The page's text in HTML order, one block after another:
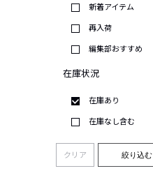
新着アイテム
再入荷
編集部おすすめ
在庫状況
在庫あり
在庫なし含む
クリア 絞り込む